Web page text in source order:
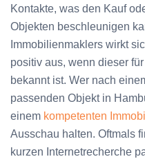
Kontakte, was den Kauf
Objekten beschleunigen
Immobilienmaklers wirkt
positiv aus, wenn dieser
bekannt ist. Wer nach
passenden Objekt in
einem kompetenten
Ausschau halten. Oftmals
kurzen Internetrecherche